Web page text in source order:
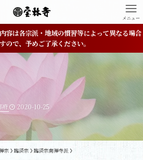
メニュー
容は各宗派・地域の慣習等によって異なる場合
ので、予めご了承ください。
府 2020-10-25
宗 臨済宗 臨済宗南禅寺派